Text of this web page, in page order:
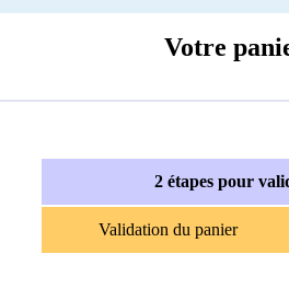
Votre
2 étapes pour
Validation du panier